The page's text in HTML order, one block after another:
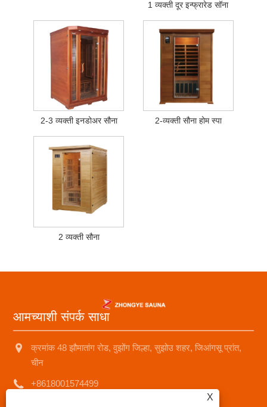
1 व्यक्ती दूर इन्फ्रारेड सॉना
2-3 व्यक्ती इनडोअर सौना 2-व्यक्ती सौना होम स्पा
2 व्यक्ती सौना
आमच्याशी संपर्क साधा
क्रमांक 48 झौमातांग रोड, वुझोंग जिल्हा, सुझोउ शहर, जिआंगसू प्रांत,
चीन
+8618001574499
X